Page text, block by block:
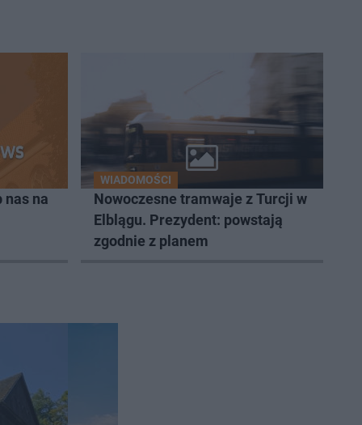
nas na
WIADOMOŚCI
Nowoczesne tramwaje z Turcji w
Elblągu. Prezydent: powstają
zgodnie z planem